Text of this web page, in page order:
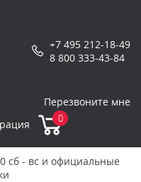
+7 495 212-18-49
8 800 333-43-84
Перезвоните мне
0
сб - вс и официальные